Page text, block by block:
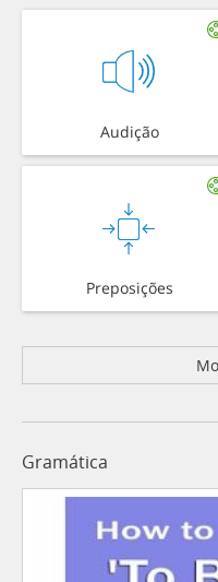
Audição
Preposições
Gramática